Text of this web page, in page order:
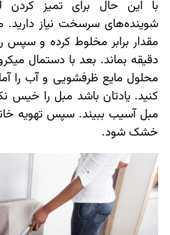
با این حال برای تمیز
شوینده‌های سرسخت نیاز
مقدار برابر مخلوط کرده و سپس
دقیقه بماند. بعد با دستمال
محلول مایع ظرفشویی و آب را
کنید. یادتان باشد مبل را
مبل آسیب ببیند. سپس تهویه
خشک شود.